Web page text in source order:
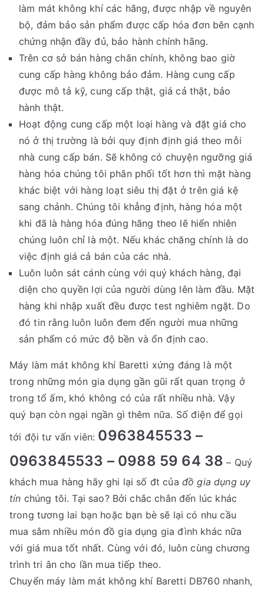
làm mát không khí các hãng, được nhập về nguyên
bộ, đảm bảo sản phẩm được cấp hóa đơn bên cạnh
chứng nhận đầy đủ, bảo hành chính hãng.
Trên cơ sở bán hàng chân chính, không bao giờ
cung cấp hàng không bảo đảm. Hàng cung cấp
được mô tả kỹ, cung cấp thật, giá cả thật, bảo
hành thật.
Hoạt động cung cấp một loại hàng và đặt giá cho
nó ở thị trường là bởi quy định định giá theo mỗi
nhà cung cấp bán. Sẽ không có chuyện ngưỡng giá
hàng hóa chúng tôi phân phối tốt hơn thì mặt hàng
khác biệt với hàng loạt siêu thị đặt ở trên giá kệ
sang chảnh. Chúng tôi khẳng định, hàng hóa một
khi đã là hàng hóa đúng hãng theo lẽ hiển nhiên
chúng luôn chỉ là một. Nếu khác chăng chính là do
việc định giá cả bán của các nhà.
Luôn luôn sát cánh cùng với quý khách hàng, đại
diện cho quyền lợi của người dùng lên làm đầu. Mặt
hàng khi nhập xuất đều được test nghiêm ngặt. Do
đó tin rằng luôn luôn đem đến người mua những
sản phẩm có mức độ bền và ổn định cao.
Máy làm mát không khí Baretti xứng đáng là một
trong những món gia dụng gần gũi rất quan trọng ở
trong tổ ấm, khó không có của rất nhiều nhà. Vậy
quý bạn còn ngại ngần gì thêm nữa. Số điện để gọi
tới đội tư vấn viên: 0963845533 –
0963845533 – 0988 59 64 38 – Quý
khách mua hàng hãy ghi lại số đt của đồ gia dụng uy
tín chúng tôi. Tại sao? Bởi chắc chắn đến lúc khác
trong tương lai bạn hoặc bạn bè sẽ lại có nhu cầu
mua sắm nhiều món đồ gia dụng gia đình khác nữa
với giá mua tốt nhất. Cùng với đó, luôn cùng chương
trình tri ân cho lần mua tiếp theo.
Chuyển máy làm mát không khí Baretti DB760 nhanh,